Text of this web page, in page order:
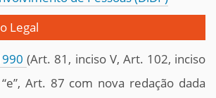
Legal
(Art. 81, inciso V, Art. 102, inciso
Art. 87 com nova redação dada